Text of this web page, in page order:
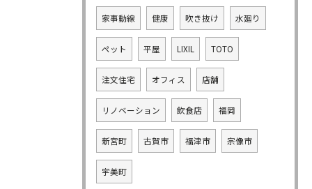
家事動線 健康 吹き抜け 水廻り
ペット 平屋 LIXIL TOTO
注文住宅 オフィス 店舗
リノベーション 飲食店 福岡
新宮町 古賀市 福津市 宗像市
宇美町